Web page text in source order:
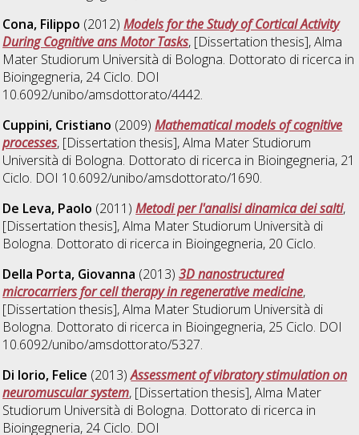
Cona, Filippo (2012)Models for the Study of Cortical Activity
During Cognitive ans Motor Tasks, [Dissertation thesis], Alma
Mater Studiorum Università di Bologna. Dottorato di ricerca in
Bioingegneria, 24 Ciclo. DOI
10.6092/unibo/amsdottorato/4442.
Cuppini, Cristiano (2009)Mathematical models of cognitive
processes, [Dissertation thesis], Alma Mater Studiorum
Università di Bologna. Dottorato di ricerca in Bioingegneria, 21
Ciclo. DOI 10.6092/unibo/amsdottorato/1690.
De Leva, Paolo (2011)Metodi per l'analisi dinamica dei salti,
[Dissertation thesis], Alma Mater Studiorum Università di
Bologna. Dottorato di ricerca in Bioingegneria, 20 Ciclo.
Della Porta, Giovanna (2013)3D nanostructured
microcarriers for cell therapy in regenerative medicine,
[Dissertation thesis], Alma Mater Studiorum Università di
Bologna. Dottorato di ricerca in Bioingegneria, 25 Ciclo. DOI
10.6092/unibo/amsdottorato/5327.
Di Iorio, Felice (2013)Assessment of vibratory stimulation on
neuromuscular system, [Dissertation thesis], Alma Mater
Studiorum Università di Bologna. Dottorato di ricerca in
Bioingegneria, 24 Ciclo. DOI